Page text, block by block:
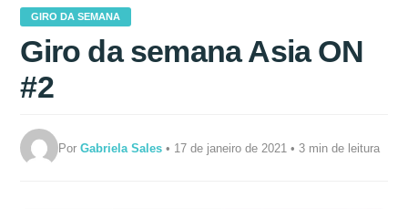
GIRO DA SEMANA
Giro da semana Asia ON
#2
PorGabriela Sales • 17 de janeiro de 2021 • 3 min de leitura